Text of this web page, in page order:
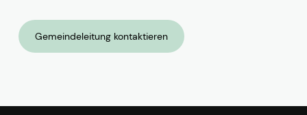
Heiko Volz
Gemeindeleitung kontaktieren